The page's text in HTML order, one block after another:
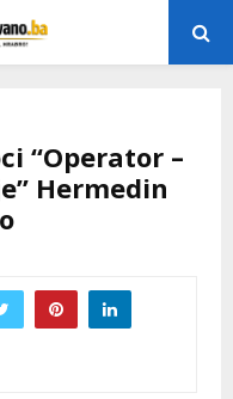
“Operator –
Hermedin